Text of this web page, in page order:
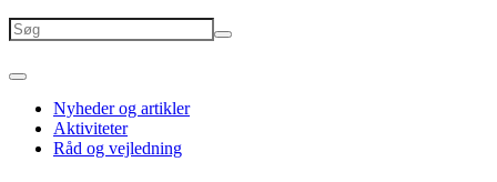
Nyheder og artikler
Aktiviteter
Råd og vejledning